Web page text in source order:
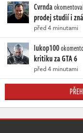
Cvrndaokomentoval
prodej studií i
před 4 minutami
lukop100
kritiku za GTA 6
před 4 minutami